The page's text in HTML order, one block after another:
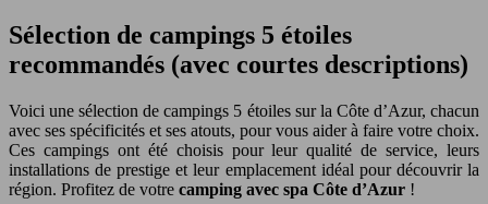
Sélection de campings 5 étoiles
recommandés (avec courtes descriptions)
Voici une sélection de campings 5 étoiles sur la Côte d’Azur, chacun
avec ses spécificités et ses atouts, pour vous aider à faire votre choix.
Ces campings ont été choisis pour leur qualité de service, leurs
installations de prestige et leur emplacement idéal pour découvrir la
région. Profitez de votre camping avec spa Côte d’Azur !